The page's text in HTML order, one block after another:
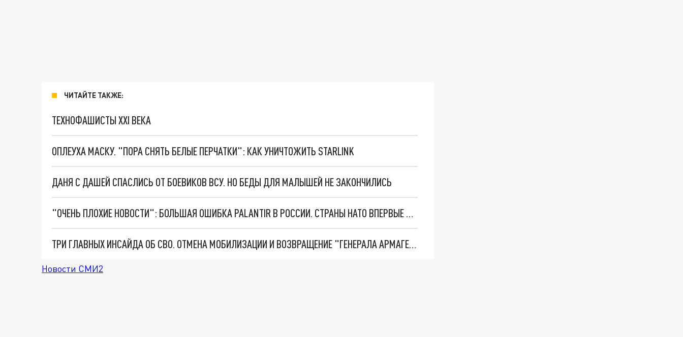
ЧИТАЙТЕ ТАКЖЕ:
ТЕХНОФАШИСТЫ XXI ВЕКА
ОПЛЕУХА МАСКУ. "ПОРА СНЯТЬ БЕЛЫЕ ПЕРЧАТКИ": КАК УНИЧТОЖИТЬ STARLINK
ДАНЯ С ДАШЕЙ СПАСЛИСЬ ОТ БОЕВИКОВ ВСУ. НО БЕДЫ ДЛЯ МАЛЫШЕЙ НЕ ЗАКОНЧИЛИСЬ
"ОЧЕНЬ ПЛОХИЕ НОВОСТИ": БОЛЬШАЯ ОШИБКА PALANTIR В РОССИИ. СТРАНЫ НАТО ВПЕРВЫЕ ЗА СВО ОСТАНОВИЛИ ПОСТАВКИ ОРУЖИЯ. ВСУ ТЕРЯЮТ ПРИГРАНИЧЬЕ?
ТРИ ГЛАВНЫХ ИНСАЙДА ОБ СВО. ОТМЕНА МОБИЛИЗАЦИИ И ВОЗВРАЩЕНИЕ "ГЕНЕРАЛА АРМАГЕДДОНА"? ОТЛИЧНЫЕ НОВОСТИ, КОТОРЫЕ ЖДАЛИ ВСЕ
Новости СМИ2